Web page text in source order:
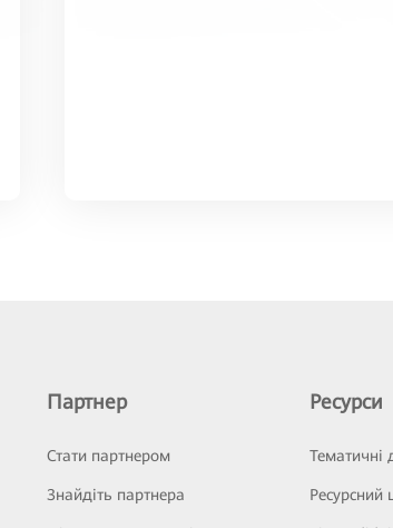
Партнер
Стати партнером
Знайдіть партнера
Ресурси
Тематичні
Ресурсний